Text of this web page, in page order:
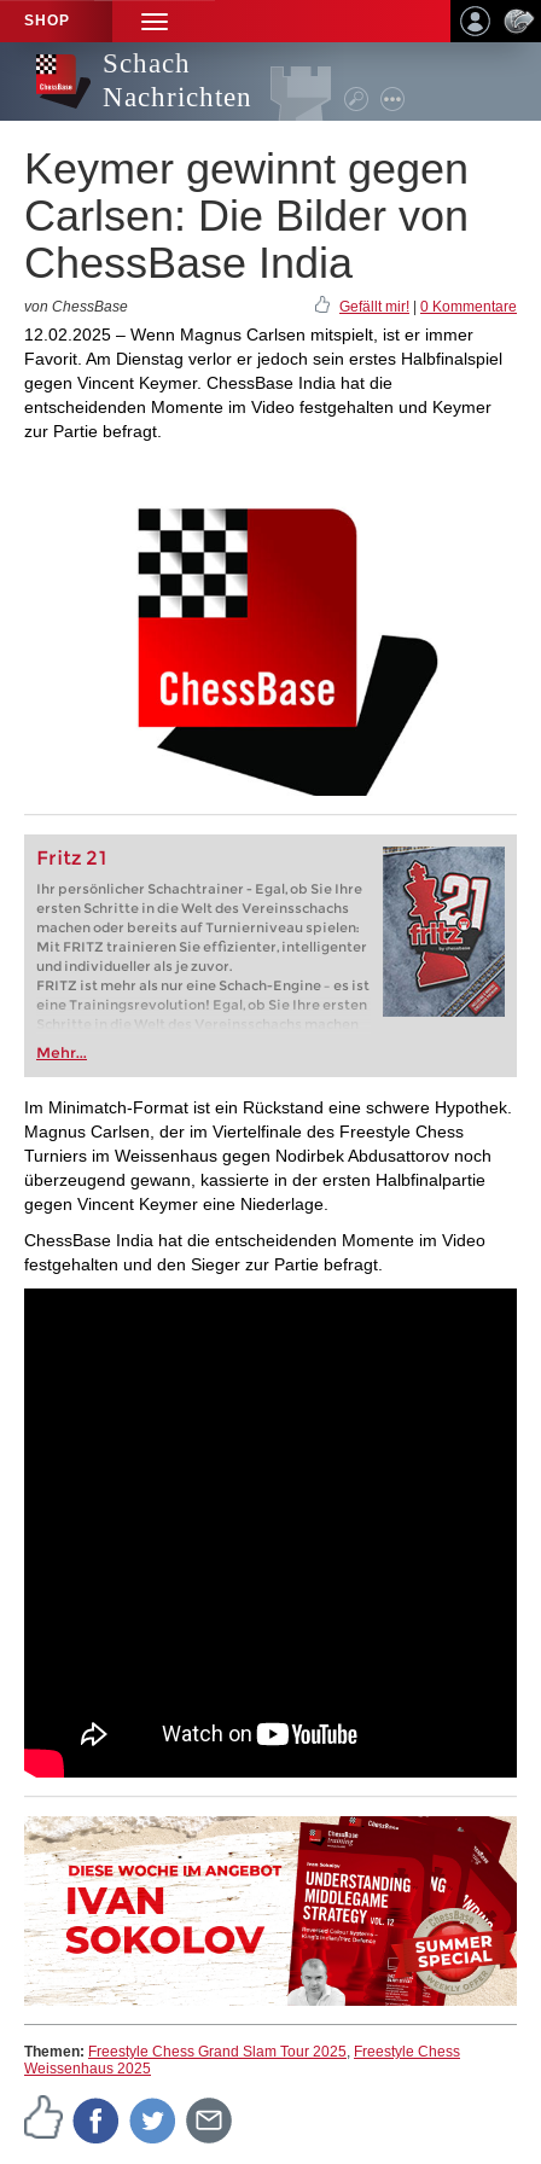
SHOP
TOGGLE
NAVIGATION
Schach
Nachrichten
Keymer gewinnt gegen
Carlsen: Die Bilder von
ChessBase India
von ChessBase Gefällt mir! 0 Kommentare
12.02.2025 – Wenn Magnus Carlsen mitspielt, ist er immer
Favorit. Am Dienstag verlor er jedoch sein erstes Halbfinalspiel
gegen Vincent Keymer. ChessBase India hat die
entscheidenden Momente im Video festgehalten und Keymer
zur Partie befragt.
Fritz 21
Ihr persönlicher Schachtrainer - Egal, ob Sie Ihre
ersten Schritte in die Welt des Vereinsschachs
machen oder bereits auf Turnierniveau spielen:
Mit FRITZ trainieren Sie effizienter, intelligenter
und individueller als je zuvor.
FRITZ ist mehr als nur eine Schach-Engine – es ist
eine Trainingsrevolution! Egal, ob Sie Ihre ersten
Schritte in die Welt des Vereinsschachs machen
oder bereits auf Turnierniveau spielen: Mit
FRITZ trainieren Sie effizienter, intelligenter und
individueller als je zuvor.
Mehr...
Im Minimatch-Format ist ein Rückstand eine schwere Hypothek.
Magnus Carlsen, der im Viertelfinale des Freestyle Chess
Turniers im Weissenhaus gegen Nodirbek Abdusattorov noch
überzeugend gewann, kassierte in der ersten Halbfinalpartie
gegen Vincent Keymer eine Niederlage.
ChessBase India hat die entscheidenden Momente im Video
festgehalten und den Sieger zur Partie befragt.
Themen: Freestyle Chess Grand Slam Tour 2025, Freestyle Chess
Weissenhaus 2025